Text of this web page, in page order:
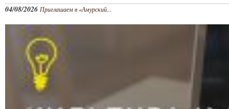
04/08/2026 Приглашаем в «Амурский...